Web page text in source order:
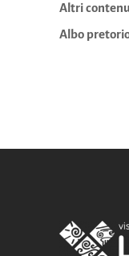
Altri
Albo